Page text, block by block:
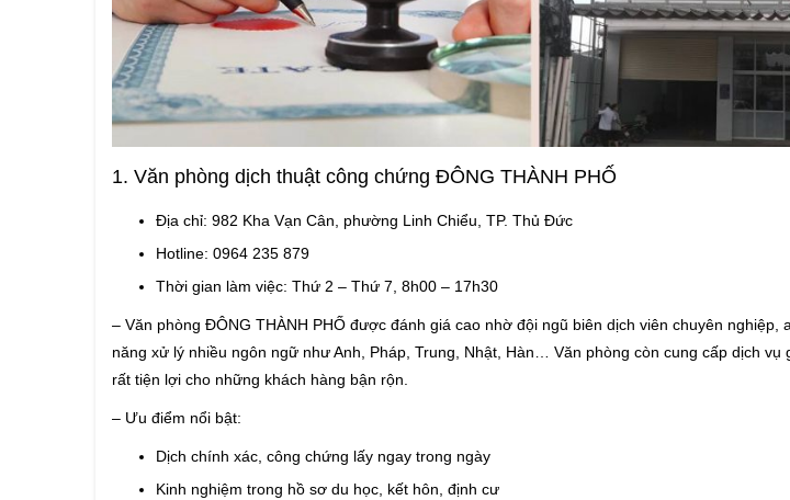
1. Văn phòng dịch thuật công chứng ĐÔNG THÀNH PHỐ
Địa chỉ: 982 Kha Vạn Cân, phường Linh Chiểu, TP. Thủ Đức
Hotline: 0964 235 879
Thời gian làm việc: Thứ 2 – Thứ 7, 8h00 – 17h30
– Văn phòng ĐÔNG THÀNH PHỐ được đánh giá cao nhờ đội ngũ biên dịch viên chuyên nghiệp,
năng xử lý nhiều ngôn ngữ như Anh, Pháp, Trung, Nhật, Hàn… Văn phòng còn cung cấp dịch vụ
rất tiện lợi cho những khách hàng bận rộn.
– Ưu điểm nổi bật:
Dịch chính xác, công chứng lấy ngay trong ngày
Kinh nghiệm trong hồ sơ du học, kết hôn, định cư